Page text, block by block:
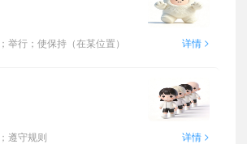
举行；使保持（在某位置）
详情 >
遵守规则
详情 >